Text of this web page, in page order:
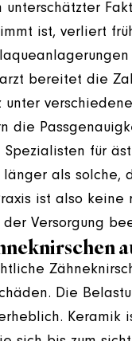
ist, verliert
bereitet die
die
Spezialisten für
länger als
ist also
Versorgung
Die
Keramik